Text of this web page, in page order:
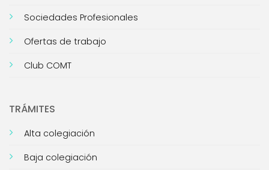
Sociedades Profesionales
Ofertas de trabajo
Club COMT
TRÁMITES
Alta colegiación
Baja colegiación